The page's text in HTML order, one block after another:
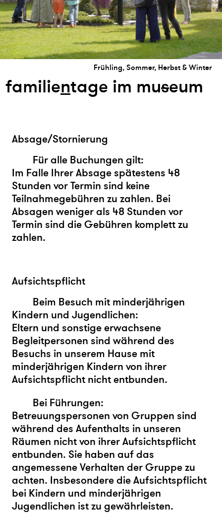
Frühling, Sommer, Herbst & Winter
familientage im museum
Absage/Stornierung
Für alle Buchungen gilt:
Im Falle Ihrer Absage spätestens 48
Stunden vor Termin sind keine
Teilnahmegebühren zu zahlen. Bei
Absagen weniger als 48 Stunden vor
Termin sind die Gebühren komplett zu
zahlen.
Aufsichtspflicht
Beim Besuch mit minderjährigen
Kindern und Jugendlichen:
Eltern und sonstige erwachsene
Begleitpersonen sind während des
Besuchs in unserem Hause mit
minderjährigen Kindern von ihrer
Aufsichtspflicht nicht entbunden.
Bei Führungen:
Betreuungspersonen von Gruppen sind
während des Aufenthalts in unseren
Räumen nicht von ihrer Aufsichtspflicht
entbunden. Sie haben auf das
angemessene Verhalten der Gruppe zu
achten. Insbesondere die Aufsichtspflicht
bei Kindern und minderjährigen
Jugendlichen ist zu gewährleisten.